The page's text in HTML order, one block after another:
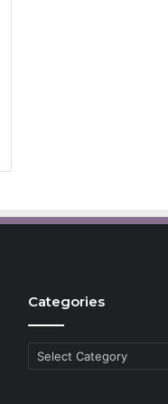
Categories
Categories